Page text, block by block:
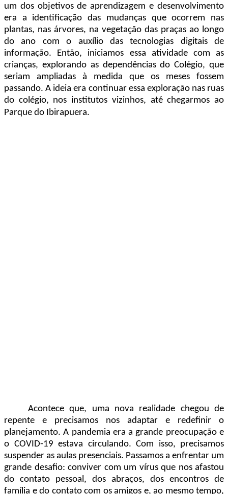
um dos objetivos de aprendizagem e desenvolvimento
era a identificação das mudanças que ocorrem nas
plantas, nas árvores, na vegetação das praças ao longo
do ano com o auxílio das tecnologias digitais de
informação. Então, iniciamos essa atividade com as
crianças, explorando as dependências do Colégio, que
seriam ampliadas à medida que os meses fossem
passando. A ideia era continuar essa exploração nas ruas
do colégio, nos institutos vizinhos, até chegarmos ao
Parque do Ibirapuera.
Acontece que, uma nova realidade chegou de
repente e precisamos nos adaptar e redefinir o
planejamento. A pandemia era a grande preocupação e
o COVID-19 estava circulando. Com isso, precisamos
suspender as aulas presenciais. Passamos a enfrentar um
grande desafio: conviver com um vírus que nos afastou
do contato pessoal, dos abraços, dos encontros de
família e do contato com os amigos e, ao mesmo tempo,